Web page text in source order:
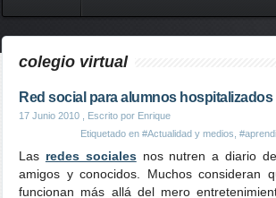
colegio virtual
Red social para alumnos hospitalizados
17 Junio 2010 , Escrito por Enrique
Etiquetado en #Actualidad y medios
Las redes sociales nos nutren a diario
amigos y conocidos. Muchos
funcionan más allá del mero